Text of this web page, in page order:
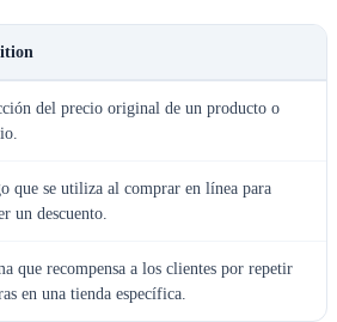
del precio original de un producto o
que se utiliza al comprar en línea para
un descuento.
que recompensa a los clientes por repetir
en una tienda específica.